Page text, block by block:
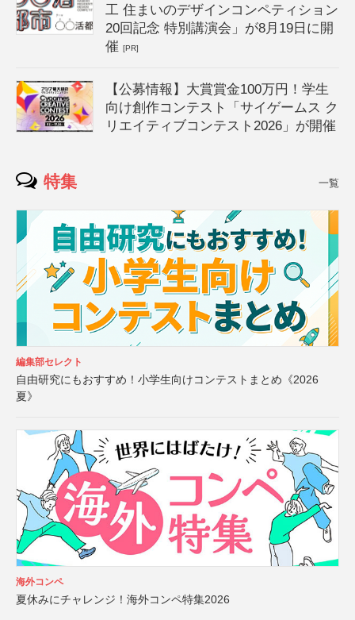
工 住まいのデザインコンペティション
20回記念 特別講演会」が8月19日に開
催[PR]
【公募情報】大賞賞金100万円！学生
向け創作コンテスト「サイゲームス ク
リエイティブコンテスト2026」が開催
特集 一覧
編集部セレクト
自由研究にもおすすめ！小学生向けコンテストまとめ《2026
夏》
海外コンペ
夏休みにチャレンジ！海外コンペ特集2026